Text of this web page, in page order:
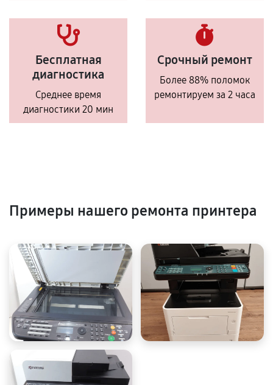
Бесплатная
диагностика
Среднее время
диагностики 20 мин
Срочный ремонт
Более 88% поломок
ремонтируем за 2 часа
Примеры нашего ремонта принтера